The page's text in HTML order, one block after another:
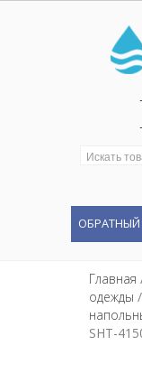
Искать:
Главная
одежды /
SHT-